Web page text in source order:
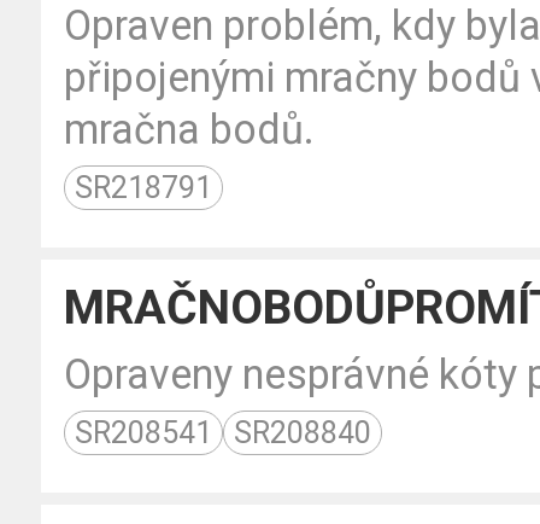
Opraven problém, kdy
připojenými mračny
mračna bodů.
SR218791
Opraveny nesprávné
SR208541 SR208840